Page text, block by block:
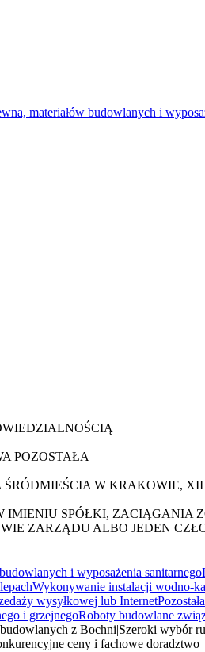
materiałów budowlanych i
POZOSTAŁA
W KRAKOWIE,
SPÓŁKI, ZACIĄGANIA
ZARZĄDU ALBO JEDEN
i wyposażenia sanitarnego
Wykonywanie instalacji wodno-
wysyłkowej lub Internet
i grzejnegoRoboty budowlane
z Bochni Szeroki wybór
ceny i fachowe doradztwo